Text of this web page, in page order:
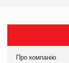
Про компанію